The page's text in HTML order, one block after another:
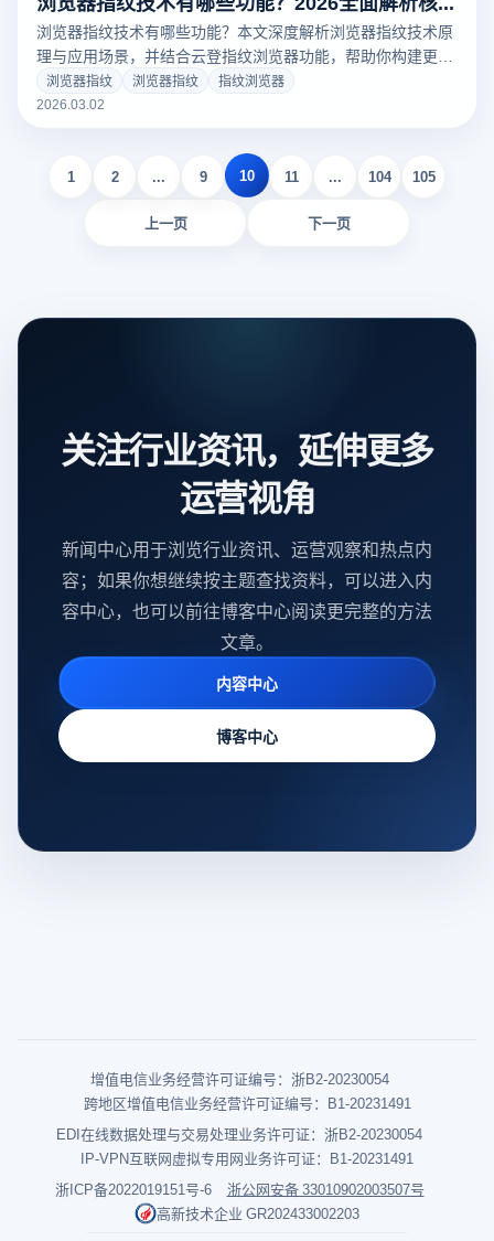
浏览器指纹技术有哪些功能？本文深度解析浏览器指纹技术原
理与应用场景，并结合云登指纹浏览器功能，帮助你构建更稳
定的多账号管理环境。
浏览器指纹 浏览器指纹
指纹浏览器
2026.03.02
上一页
1 2 ... 9 10 11 ... 104 105
下一页
关注行业资讯，延伸更多
运营视角
新闻中心用于浏览行业资讯、运营观察和热点内
容；如果你想继续按主题查找资料，可以进入内
容中心，也可以前往博客中心阅读更完整的方法
文章。
内容中心
博客中心
增值电信业务经营许可证编号：浙B2-20230054
跨地区增值电信业务经营许可证编号：B1-20231491
EDI在线数据处理与交易处理业务许可证：浙B2-20230054
IP-VPN互联网虚拟专用网业务许可证：B1-20231491
浙ICP备2022019151号-6
浙公网安备 33010902003507号
高新技术企业 GR202433002203